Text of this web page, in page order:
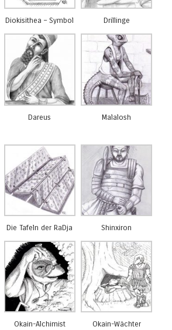
Diokisithea – Symbol Drillinge
Dareus Malalosh
Die Tafeln der RaDja Shinxiron
Okain-Alchimist Okain-Wächter